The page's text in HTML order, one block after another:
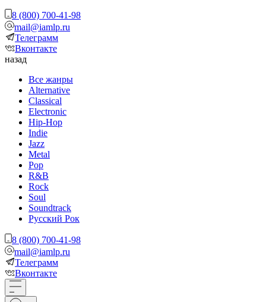
8 (800) 700-41-98
mail@iamlp.ru
Телеграмм
Вконтакте
назад
Все жанры
Alternative
Classical
Electronic
Hip-Hop
Indie
Jazz
Metal
Pop
R&B
Rock
Soul
Soundtrack
Русский Рок
8 (800) 700-41-98
mail@iamlp.ru
Телеграмм
Вконтакте